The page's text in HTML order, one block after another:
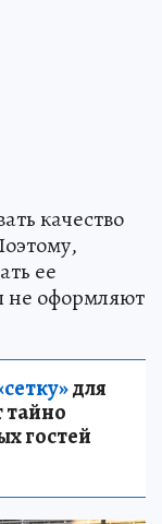
качество
ее
не оформляют
для
тайно
гостей